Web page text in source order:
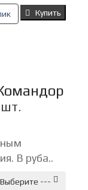
Купить
В руба..
---